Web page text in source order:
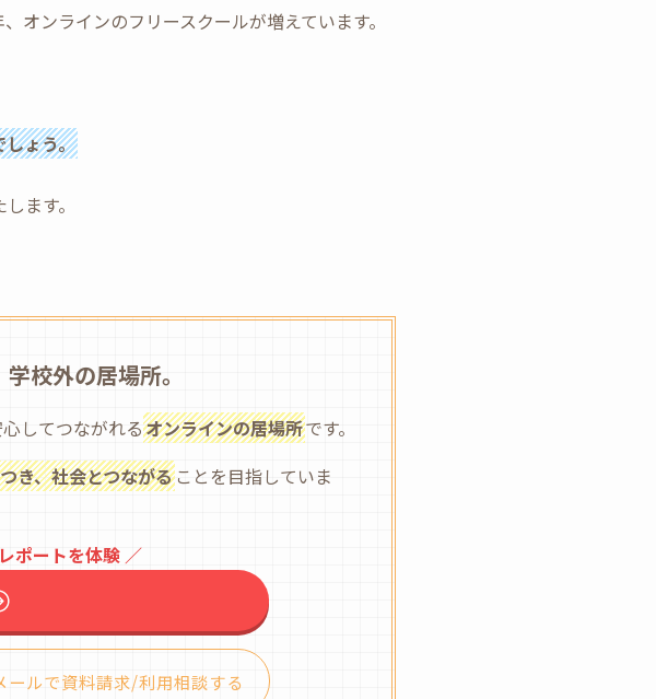
オンラインのフリースクールが増えています。
ょう。
ます。
校外の居場所。
心してつながれるオンラインの居場所です。
き、社会とつながる ことを目指していま
ポートを体験 ／
ールで資料請求/利用相談する